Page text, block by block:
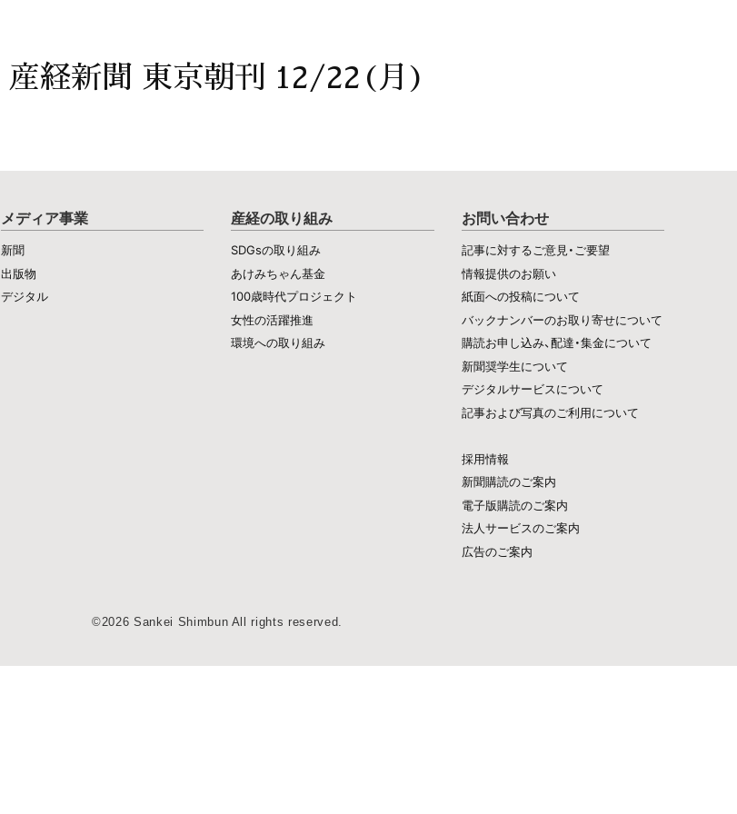
産経新聞 東京朝刊 12/22(月)
メディア事業
新聞
出版物
デジタル
産経の取り組み
SDGsの取り組み
あけみちゃん基金
100歳時代プロジェクト
女性の活躍推進
環境への取り組み
お問い合わせ
記事に対するご意見・ご要望
情報提供のお願い
紙面への投稿について
バックナンバーのお取り寄せについて
購読お申し込み、配達・集金について
新聞奨学生について
デジタルサービスについて
記事および写真のご利用について
採用情報
新聞購読のご案内
電子版購読のご案内
法人サービスのご案内
広告のご案内
©2026 Sankei Shimbun All rights reserved.